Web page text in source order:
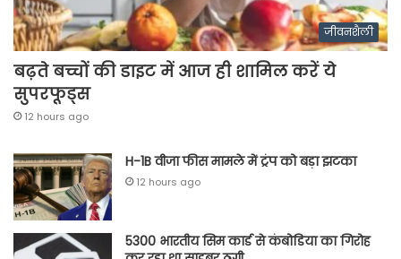
जीवनशैली
बढ़ते बच्चों की डाइट में आज ही शामिल करें ये
सुपरफूड्स
12 hours ago
H-1B वीजा फीस मामले में ट्रंप को बड़ा झटका
12 hours ago
5300 भारतीय सिम कार्ड से कंबोडिया का गिरोह